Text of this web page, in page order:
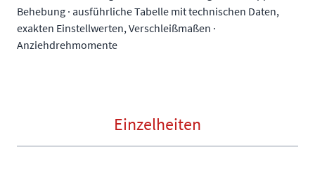
Behebung · ausführliche Tabelle mit technischen Daten,
exakten Einstellwerten, Verschleißmaßen ·
Anziehdrehmomente
Einzelheiten